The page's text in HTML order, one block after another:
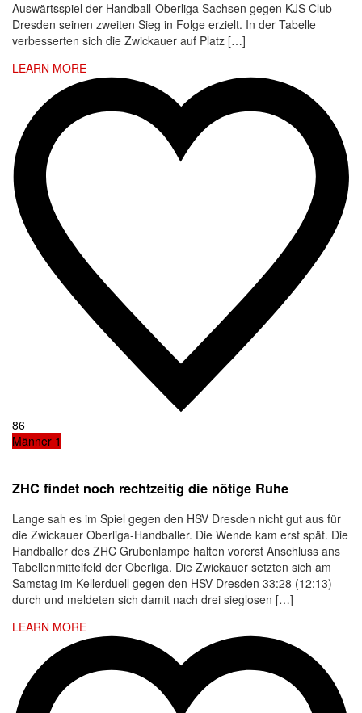
Auswärtsspiel der Handball-Oberliga Sachsen gegen KJS Club
Dresden seinen zweiten Sieg in Folge erzielt. In der Tabelle
verbesserten sich die Zwickauer auf Platz […]
LEARN MORE
86
Männer 1
ZHC findet noch rechtzeitig die nötige Ruhe
Lange sah es im Spiel gegen den HSV Dresden nicht gut aus für
die Zwickauer Oberliga-Handballer. Die Wende kam erst spät. Die
Handballer des ZHC Grubenlampe halten vorerst Anschluss ans
Tabellenmittelfeld der Oberliga. Die Zwickauer setzten sich am
Samstag im Kellerduell gegen den HSV Dresden 33:28 (12:13)
durch und meldeten sich damit nach drei sieglosen […]
LEARN MORE